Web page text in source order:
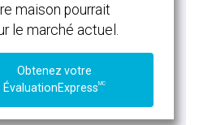
maison pourrait
le marché actuel.
Obtenez votre
ÉvaluationExpressMC